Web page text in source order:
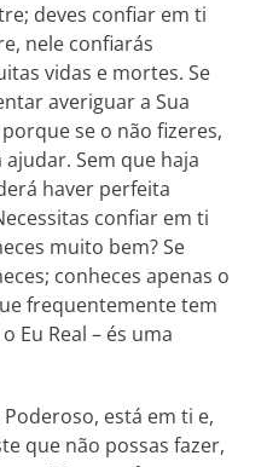
deves confiar em ti
nele confiarás
vidas e mortes. Se
averiguar a Sua
se o não fizeres,
Sem que haja
haver perfeita
confiar em ti
muito bem? Se
conheces apenas o
frequentemente tem
Eu Real – és uma
está em ti e,
que não possas fazer,